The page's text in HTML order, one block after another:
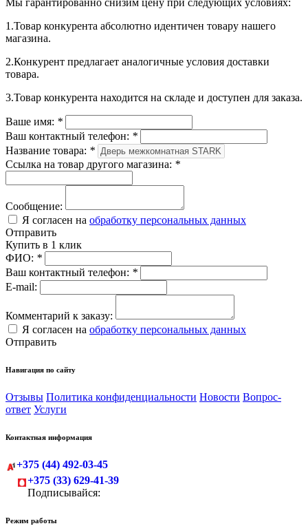
Мы гарантированно снизим цену при следующих условиях:
1.Товар конкурента абсолютно идентичен товару нашего
магазина.
2.Конкурент предлагает аналогичные условия доставки
товара.
3.Товар конкурента находится на складе и доступен для заказа.
Ваше имя: *
Ваш контактный телефон: *
Название товара: *
Ссылка на товар другого магазина: *
Сообщение:
Я согласен на обработку персональных данных
Отправить
Купить в 1 клик
ФИО: *
Ваш контактный телефон: *
E-mail:
Комментарий к заказу:
Я согласен на обработку персональных данных
Отправить
Навигация по сайту
Отзывы Политика конфиденциальности Новости Вопрос-
ответ Услуги
Контактная информация
+375 (44) 492-03-45
+375 (33) 629-41-39
Подписывайся:
Режим работы